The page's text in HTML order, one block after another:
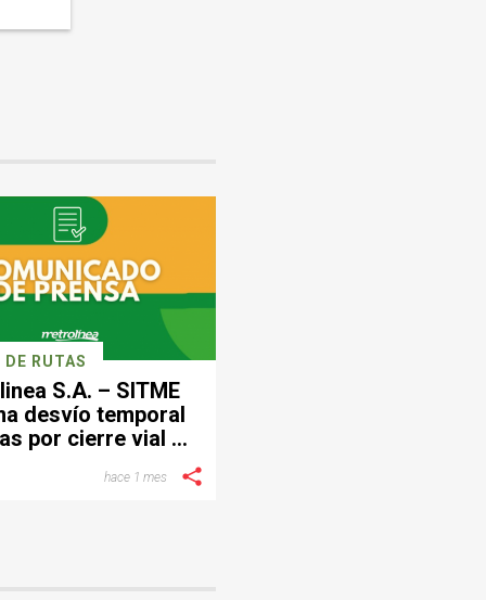
DE RUTAS
S.A. – SITME
desvío temporal
por cierre vial en
hace 1 mes